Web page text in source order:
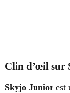
Clin d’œil sur
Skyjo Junior est